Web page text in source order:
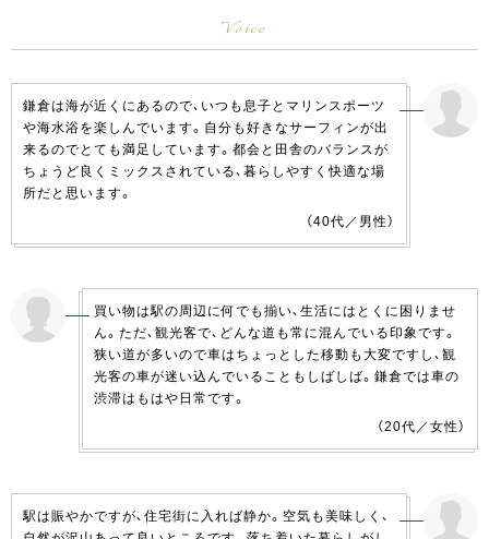
Voice
鎌倉は海が近くにあるので、いつも息子とマリンスポーツ
や海水浴を楽しんでいます。自分も好きなサーフィンが出
来るのでとても満足しています。都会と田舎のバランスが
ちょうど良くミックスされている、暮らしやすく快適な場
所だと思います。
（40代／男性）
買い物は駅の周辺に何でも揃い、生活にはとくに困りませ
ん。ただ、観光客で、どんな道も常に混んでいる印象です。
狭い道が多いので車はちょっとした移動も大変ですし、観
光客の車が迷い込んでいることもしばしば。鎌倉では車の
渋滞はもはや日常です。
（20代／女性）
駅は賑やかですが、住宅街に入れば静か。空気も美味しく、